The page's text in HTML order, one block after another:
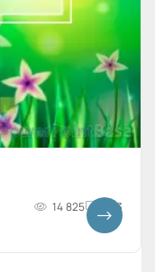
14 825 4x3